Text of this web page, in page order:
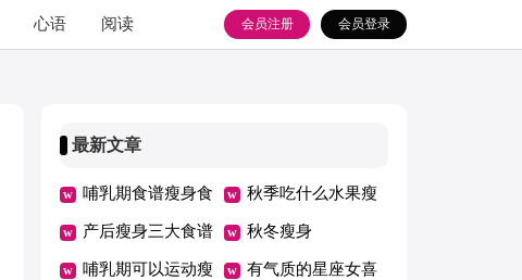
心语 阅读 会员登录
会员注册
最新文章
哺乳期食谱瘦身食
谱
秋季吃什么水果瘦
身
产后瘦身三大食谱 秋冬瘦身
哺乳期可以运动瘦 有气质的星座女喜